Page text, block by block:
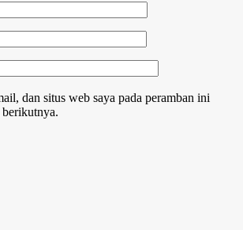
dan situs web saya pada peramban ini